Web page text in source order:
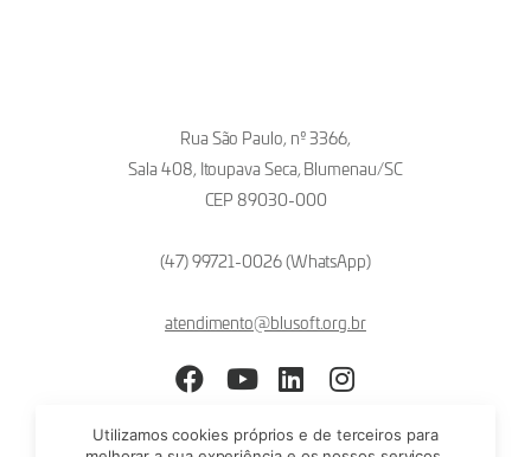
Rua São Paulo, nº 3366,
Sala 408, Itoupava Seca, Blumenau/SC
CEP 89030-000
(47) 99721-0026 (WhatsApp)
atendimento@blusoft.org.br
Utilizamos cookies próprios e de terceiros para